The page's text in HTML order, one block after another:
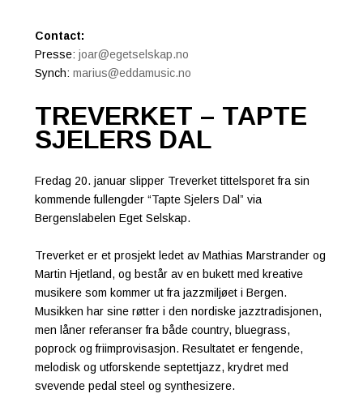
Contact:
Presse: joar@egetselskap.no
Synch: marius@eddamusic.no
TREVERKET – TAPTE
SJELERS DAL
Fredag 20. januar slipper Treverket tittelsporet fra sin
kommende fullengder “Tapte Sjelers Dal” via
Bergenslabelen Eget Selskap.
Treverket er et prosjekt ledet av Mathias Marstrander og
Martin Hjetland, og består av en bukett med kreative
musikere som kommer ut fra jazzmiljøet i Bergen.
Musikken har sine røtter i den nordiske jazztradisjonen,
men låner referanser fra både country, bluegrass,
poprock og friimprovisasjon. Resultatet er fengende,
melodisk og utforskende septettjazz, krydret med
svevende pedal steel og synthesizere.